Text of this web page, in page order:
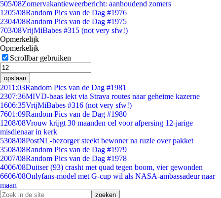
505/08Zomervakantieweerbericht: aanhoudend zomers
1205/08Random Pics van de Dag #1976
2304/08Random Pics van de Dag #1975
703/08VrijMiBabes #315 (not very sfw!)
Opmerkelijk
Opmerkelijk
Scrollbar gebruiken
opslaan
2011:03Random Pics van de Dag #1981
2307:36MIVD-baas lekt via Strava routes naar geheime kazerne
1606:35VrijMiBabes #316 (not very sfw!)
7601:09Random Pics van de Dag #1980
1208/08Vrouw krijgt 30 maanden cel voor afpersing 12-jarige
misdienaar in kerk
5308/08PostNL-bezorger steekt bewoner na ruzie over pakket
3508/08Random Pics van de Dag #1979
2007/08Random Pics van de Dag #1978
4006/08Duitser (93) crasht met quad tegen boom, vier gewonden
6606/08Onlyfans-model met G-cup wil als NASA-ambassadeur naar
maan